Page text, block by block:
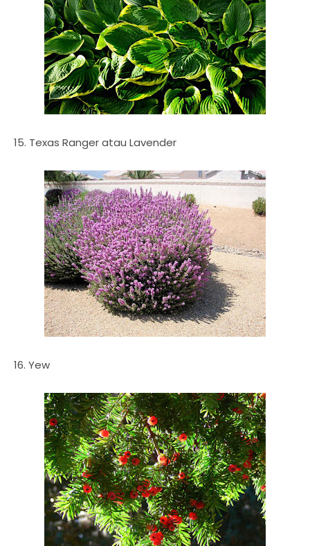
15. Texas Ranger atau Lavender
16. Yew